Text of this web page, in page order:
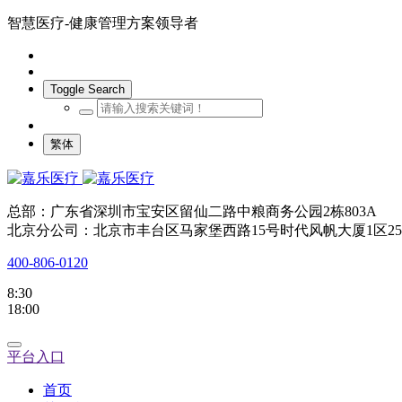
智慧医疗-健康管理方案领导者
Toggle Search
繁体
总部：广东省深圳市宝安区留仙二路中粮商务公园2栋803A
北京分公司：北京市丰台区马家堡西路15号时代风帆大厦1区
400-806-0120
8:30
18:00
平台入口
首页